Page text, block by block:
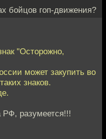
бойцов гоп-движения?
"Осторожно,
может закупить во
знаков.
разумеется!!!